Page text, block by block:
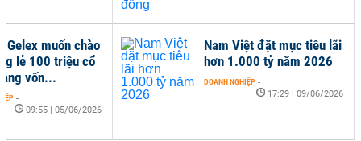
Nam Việt đặt mục tiêu lãi
hơn 1.000 tỷ năm 2026
DOANH NGHIỆP -
17:29 | 09/06/2026
Gelex muốn chào
lẻ 100 triệu cổ
vốn...
-
09:55 | 05/06/2026